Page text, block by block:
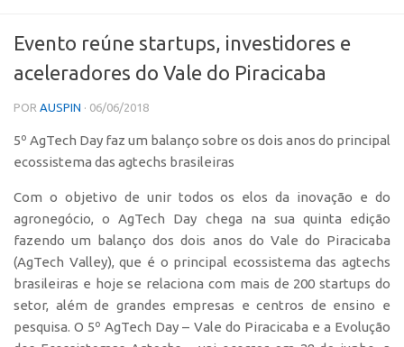
Coordenação
Polos
Polo Capital
Polo Lorena
Polo Ribeirão Preto
Polo São Carlos
Programas
Bolsa Empreendedorismo
Bolsa Startup USP
Evento reúne startups, investidores e
aceleradores do Vale do Piracicaba
POR AUSPIN · 06/06/2018
5º AgTech Day faz um balanço sobre os dois anos do principal
ecossistema das agtechs brasileiras
Com o objetivo de unir todos os elos da inovação e do
agronegócio, o AgTech Day chega na sua quinta edição
fazendo um balanço dos dois anos do Vale do Piracicaba
(AgTech Valley), que é o principal ecossistema das agtechs
brasileiras e hoje se relaciona com mais de 200 startups do
setor, além de grandes empresas e centros de ensino e
pesquisa. O 5º AgTech Day – Vale do Piracicaba e a Evolução